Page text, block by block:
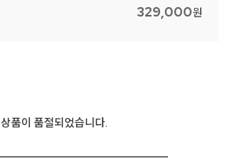
329,000원
상품이 품절되었습니다.